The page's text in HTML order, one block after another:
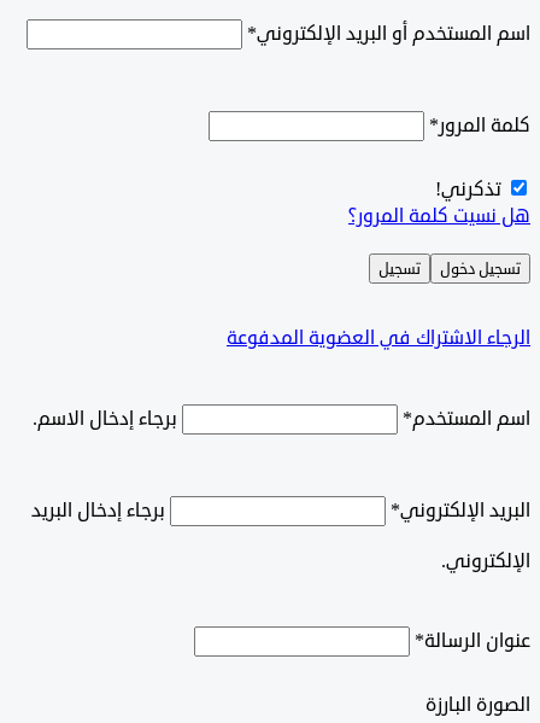
أو البريد الإلكتروني*
*
كلمة المرور؟
دخول تسجيل
الاشتراك في العضوية المدفوعة
* برجاء إدخال الاسم.
الإلكتروني*
برجاء إدخال البريد
الرسالة*
البارزة